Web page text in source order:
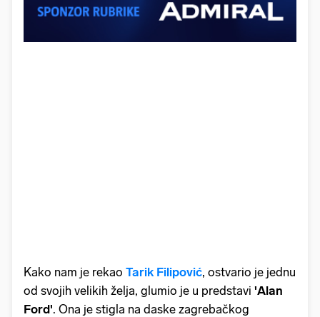
Kako nam je rekao Tarik Filipović, ostvario je jednu
od svojih velikih želja, glumio je u predstavi 'Alan
Ford'. Ona je stigla na daske zagrebačkog